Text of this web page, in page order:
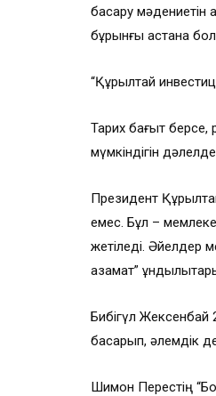
басқару мәдениетін
бұрынғы астана
“Құрылтай
Тарих бағыт берсе,
мүмкіндігін
Президент
емес. Бұл –
жетіледі. Әйелдер
азамат”
Бибігүл Жексенбай
басқарып, әлемдік
Шимон Перестің